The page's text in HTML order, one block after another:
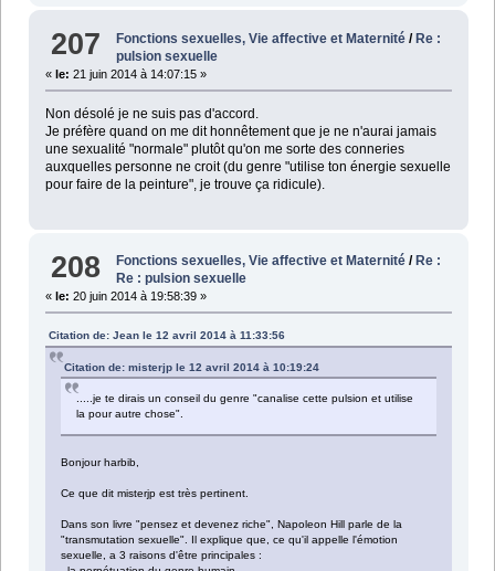
207 Fonctions sexuelles, Vie affective et Maternité /Re :
pulsion sexuelle
« le: 21 juin 2014 à 14:07:15 »
Non désolé je ne suis pas d'accord.
Je préfère quand on me dit honnêtement que je ne n'aurai jamais
une sexualité "normale" plutôt qu'on me sorte des conneries
auxquelles personne ne croit (du genre "utilise ton énergie sexuelle
pour faire de la peinture", je trouve ça ridicule).
208 Fonctions sexuelles, Vie affective et Maternité / Re :
Re : pulsion sexuelle
« le: 20 juin 2014 à 19:58:39 »
Citation de: Jean le 12 avril 2014 à 11:33:56
Citation de: misterjp le 12 avril 2014 à 10:19:24
.....je te dirais un conseil du genre "canalise cette pulsion et utilise
la pour autre chose".
Bonjour harbib,
Ce que dit misterjp est très pertinent.
Dans son livre "pensez et devenez riche", Napoleon Hill parle de la
"transmutation sexuelle". Il explique que, ce qu'il appelle l'émotion
sexuelle, a 3 raisons d'être principales :